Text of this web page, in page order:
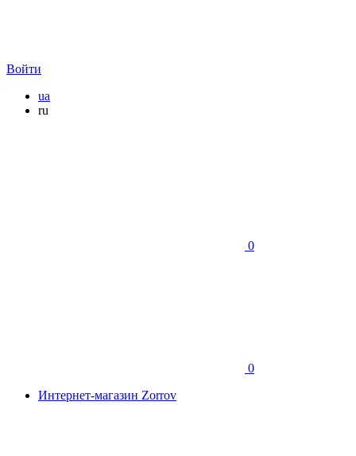
Войти
ua
ru
0
0
Интернет-магазин Zorrov